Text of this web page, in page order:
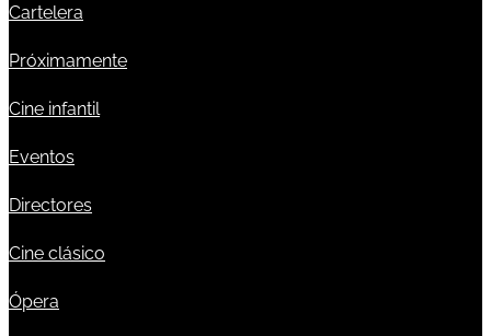
Cartelera
Próximamente
Cine infantil
Eventos
Directores
Cine clásico
Ópera